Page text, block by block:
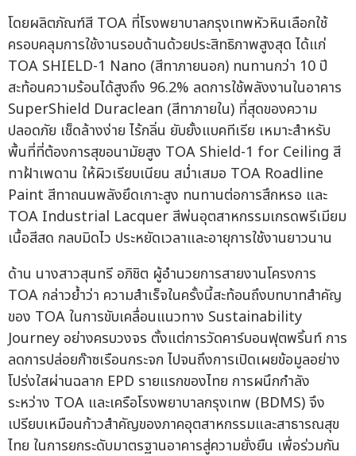
โดยผลิตภัณฑ์สี TOA ที่โรงพยาบาลกรุงเทพหัวหินเลือกใช้
ครอบคลุมการใช้งานรอบด้านด้วยประสิทธิภาพสูงสุด ได้แก่
TOA SHIELD-1 Nano (สีทาภายนอก) ทนทานกว่า 10 ปี
สะท้อนความร้อนได้สูงถึง 96.2% ลดการใช้พลังงานในอาคาร
SuperShield Duraclean (สีทาภายใน) ที่สุดของความ
ปลอดภัย เช็ดล้างง่าย ไร้กลิ่น ยับยั้งแบคทีเรีย เหมาะสำหรับ
พื้นที่ที่ต้องการสุขอนามัยสูง TOA Shield-1 for Ceiling สี
ทาฝ้าเพดาน ให้ผิวเรียบเนียน สม่ำเสมอ TOA Roadline
Paint สีทาถนนพลังยึดเกาะสูง ทนทานต่อการสึกหรอ และ
TOA Industrial Lacquer สีพ่นอุตสาหกรรมเกรดพรีเมียม
เนื้อสีสด กลบมิดไว ประหยัดเวลาและอายุการใช้งานยาวนาน
ด้าน นางสาวสุนทรี อภิชิต ผู้อำนวยการสายงานโครงการ
TOA กล่าวย้ำว่า ความสำเร็จในครั้งนี้สะท้อนถึงบทบาทสำคัญ
ของ TOA ในการขับเคลื่อนแนวทาง Sustainability
Journey อย่างครบวงจร ตั้งแต่การวัดคาร์บอนฟุตพริ้นท์ การ
ลดการปล่อยก๊าซเรือนกระจก ไปจนถึงการเปิดเผยข้อมูลอย่าง
โปร่งใสผ่านฉลาก EPD รายแรกของไทย การผนึกกำลัง
ระหว่าง TOA และเครือโรงพยาบาลกรุงเทพ (BDMS) จึง
เปรียบเหมือนก้าวสำคัญของภาคอุตสาหกรรมและสาธารณสุข
ไทย ในการยกระดับมาตรฐานอาคารสู่ความยั่งยืน เพื่อร่วมกัน